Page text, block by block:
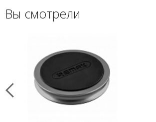
Вы смотрели